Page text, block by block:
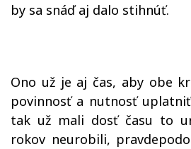
by sa snáď aj dalo stihnúť.
Ono už je aj čas, aby obe
povinnosť a nutnosť
tak už mali dosť času to
rokov neurobili,